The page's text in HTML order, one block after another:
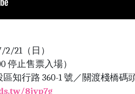
21（日）
停止售票入場）
知行路 360-1 號／關渡棧橋碼頭
8jvp7g